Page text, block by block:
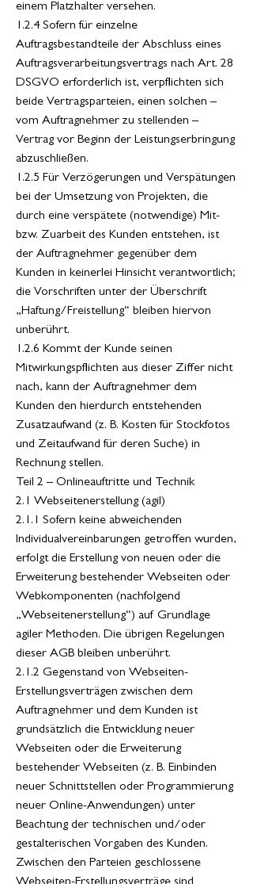
einem Platzhalter versehen.
1.2.4 Sofern für einzelne
Auftragsbestandteile der Abschluss eines
Auftragsverarbeitungsvertrags nach Art. 28
DSGVO erforderlich ist, verpflichten sich
beide Vertragsparteien, einen solchen –
vom Auftragnehmer zu stellenden –
Vertrag vor Beginn der Leistungserbringung
abzuschließen.
1.2.5 Für Verzögerungen und Verspätungen
bei der Umsetzung von Projekten, die
durch eine verspätete (notwendige) Mit-
bzw. Zuarbeit des Kunden entstehen, ist
der Auftragnehmer gegenüber dem
Kunden in keinerlei Hinsicht verantwortlich;
die Vorschriften unter der Überschrift
„Haftung/Freistellung“ bleiben hiervon
unberührt.
1.2.6 Kommt der Kunde seinen
Mitwirkungspflichten aus dieser Ziffer nicht
nach, kann der Auftragnehmer dem
Kunden den hierdurch entstehenden
Zusatzaufwand (z. B. Kosten für Stockfotos
und Zeitaufwand für deren Suche) in
Rechnung stellen.
Teil 2 – Onlineauftritte und Technik
2.1 Webseitenerstellung (agil)
2.1.1 Sofern keine abweichenden
Individualvereinbarungen getroffen wurden,
erfolgt die Erstellung von neuen oder die
Erweiterung bestehender Webseiten oder
Webkomponenten (nachfolgend
„Webseitenerstellung“) auf Grundlage
agiler Methoden. Die übrigen Regelungen
dieser AGB bleiben unberührt.
2.1.2 Gegenstand von Webseiten-
Erstellungsverträgen zwischen dem
Auftragnehmer und dem Kunden ist
grundsätzlich die Entwicklung neuer
Webseiten oder die Erweiterung
bestehender Webseiten (z. B. Einbinden
neuer Schnittstellen oder Programmierung
neuer Online-Anwendungen) unter
Beachtung der technischen und/oder
gestalterischen Vorgaben des Kunden.
Zwischen den Parteien geschlossene